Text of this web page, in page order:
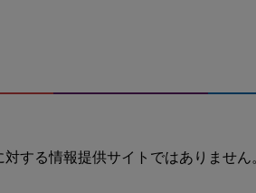
する情報提供サイトではありません